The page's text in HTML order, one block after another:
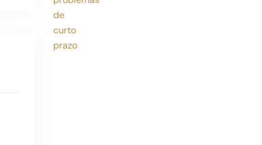
Subscreva a nossa newsletter para
receber as últimas atualizações